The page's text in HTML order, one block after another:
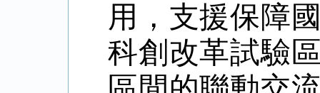
用，支援保障
科創改革試驗